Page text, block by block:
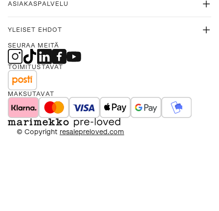
ASIAKASPALVELU
YLEISET EHDOT
SEURAA MEITÄ
TOIMITUSTAVAT
MAKSUTAVAT
© Copyright resalepreloved.com